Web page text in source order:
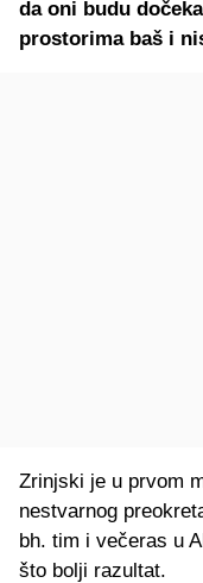
da oni budu
prostorima baš i
Zrinjski je u prvom
nestvarnog
bh. tim i večeras u
što bolji razultat.